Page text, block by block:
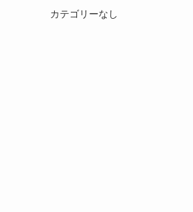
カテゴリーなし